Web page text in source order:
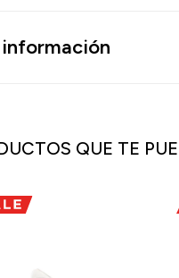
información
QUE TE